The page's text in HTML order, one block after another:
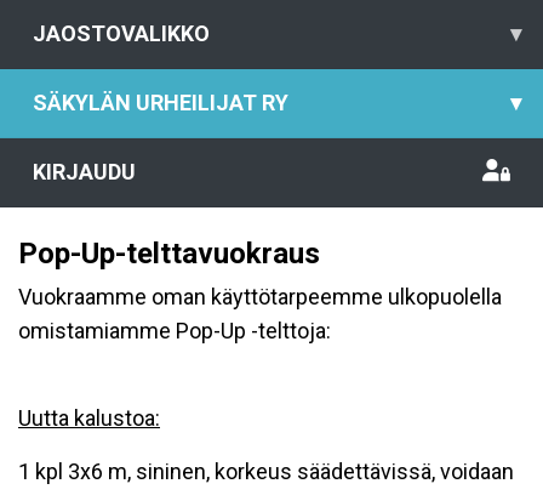
JAOSTOVALIKKO ▾
SÄKYLÄN URHEILIJAT RY ▾
KIRJAUDU
Pop-Up-telttavuokraus
Vuokraamme oman käyttötarpeemme ulkopuolella
omistamiamme Pop-Up -telttoja:
Uutta kalustoa:
1 kpl 3x6 m, sininen, korkeus säädettävissä, voidaan